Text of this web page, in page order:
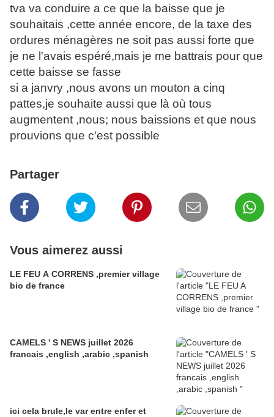
tva va conduire a ce que la baisse que je
souhaitais ,cette année encore, de la taxe des
ordures ménagères ne soit pas aussi forte que
je ne l'avais espéré,mais je me battrais pour que
cette baisse se fasse
si a janvry ,nous avons un mouton a cinq
pattes,je souhaite aussi que là où tous
augmentent ,nous; nous baissions et que nous
prouvions que c'est possible
Partager
Vous aimerez aussi
LE FEU A CORRENS ,premier village
bio de france
CAMELS ' S NEWS juillet 2026
francais ,english ,arabic ,spanish
ici cela brule,le var entre enfer et